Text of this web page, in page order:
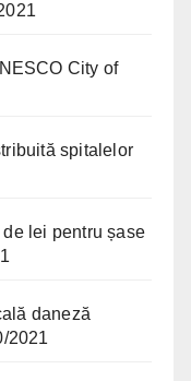
City of
spitalelor
lei pentru șase
daneză
2021